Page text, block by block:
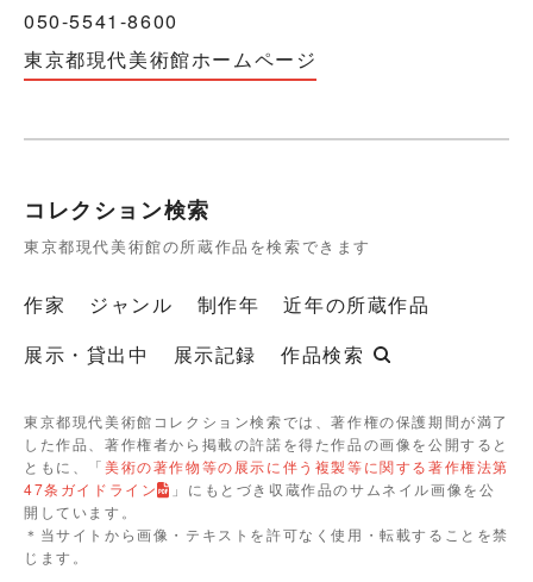
050-5541-8600
東京都現代美術館ホームページ
コレクション検索
東京都現代美術館の所蔵作品を検索できます
作家 ジャンル 制作年
近年の所蔵作品
展示・貸出中
展示記録 作品検索
東京都現代美術館コレクション検索では、著作権の保護期間が満了
した作品、著作権者から掲載の許諾を得た作品の画像を公開すると
ともに、「美術の著作物等の展示に伴う複製等に関する著作権法第
47条ガイドライン
」にもとづき収蔵作品のサムネイル画像を公
開しています。
＊当サイトから画像・テキストを許可なく使用・転載することを禁
じます。